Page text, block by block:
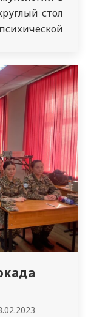
стол
группы